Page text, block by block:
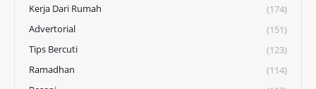
Kerja Dari Rumah
(174)
Advertorial
(151)
Tips Bercuti
(123)
Ramadhan
(114)